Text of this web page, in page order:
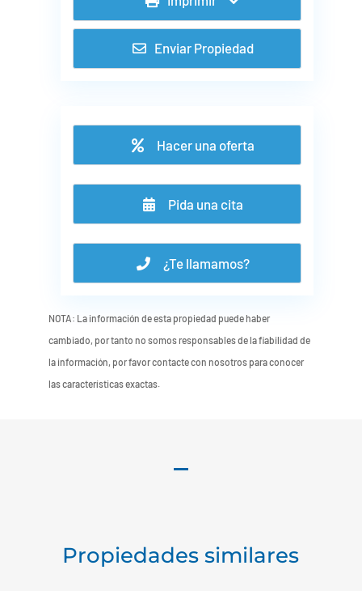
Enviar Propiedad
Hacer una oferta
Pida una cita
¿Te llamamos?
NOTA: La información de esta propiedad puede haber
cambiado, por tanto no somos responsables de la fiabilidad de
la información, por favor contacte con nosotros para conocer
las características exactas.
Propiedades similares